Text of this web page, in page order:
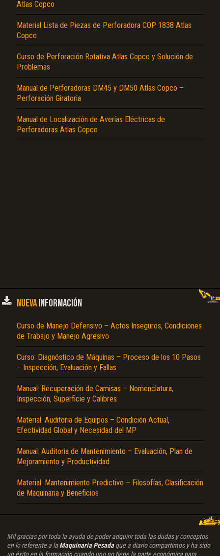
Atlas Copco
Material Lista de Piezas de Perforadora COP 1838 Atlas
Copco
Curso de Perforación Rotativa Atlas Copco y Solución de
Problemas
Manual de Perforadoras DM45 y DM50 Atlas Copco –
Perforación Giratoria
Manual de Localización de Averías Eléctricas de
Perforadoras Atlas Copco
NUEVAINFORMACIÓN
Curso de Manejo Defensivo – Actos Inseguros, Condiciones
de Trabajo y Manejo Agresivo
Curso: Diagnóstico de Máquinas – Proceso de los 10 Pasos
– Inspección, Evaluación y Fallas
Manual: Recuperación de Camisas – Nomenclatura,
Inspección, Superficie y Calibres
Material: Auditoria de Equipos – Condición Actual,
Efectividad Global y Necesidad del MP
Manual: Auditoria de Mantenimiento – Evaluación, Plan de
Mejoramiento y Productividad
Material: Mantenimiento Predictivo – Filosofías, Clasificación
de Maquinaria y Beneficios
Mil gracias por toda la ayuda de poder adquirir toda las dudas y conceptos
en lo referente a la Maquinaria Pesadaque a diario compartimos y ha sido
un éxito en la formación cuando uno no tiene la parte económica para
Texto o Imagen de portada son erróneos.
No carga o no se visualiza el contenido.
Reportar otro tipo de error...